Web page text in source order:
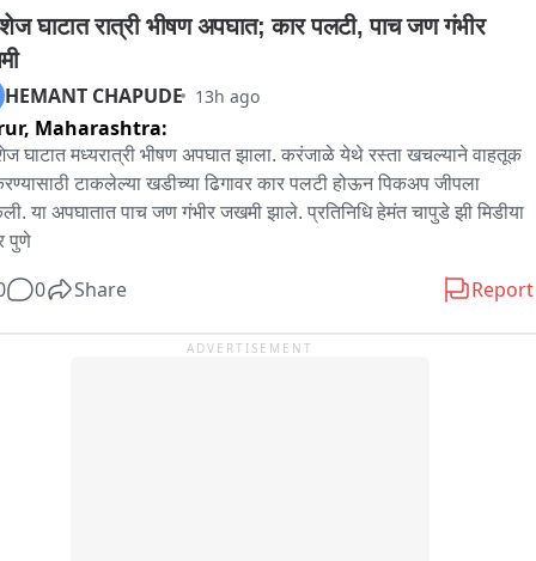
चौकावर सावजी समाजाच्या वतीने तुकाराम मुंढे यांच्या विरोधात निषेध आंदोलन
आले. यावेळी समाजातील तरुण कार्यकर्त्यांनी तुकाराम मुंढे यांच्या विरोधात
घोषणाबाजी करत आमच्या आया बहिणींनी वर्षानुवर्षे मेहनत करून विकसित
मसाला तुकाराम मुंढे यांनी बदनाम केल्याचा आरोप केला. तुकाराम मुंढे
माफी मागावी अन्यथा त्यांच्या विरोधात तीव्र आंदोलन करू असा इशाराही यावेळी
आला. एवढंच नाही तर सावजी समाजाच्या वतीने नागपूरच्या तहसील पोलीस
तुकाराम मुंढे यांच्या विरोधात तक्रारही देण्यात येणार आहे.
घाटात रात्री भीषण अपघात; कार पलटी, पाच जण गंभीर
HEMANT CHAPUDE 13h ago
Maharashtra:
घाटात मध्यरात्री भीषण अपघात झाला. करंजाळे येथे रस्ता खचल्याने वाहतूक
टाकलेल्या खडीच्या ढिगावर कार पलटी होऊन पिकअप जीपला
या अपघातात पाच जण गंभीर जखमी झाले. प्रतिनिधि हेमंत चापुडे झी मिडीया
पुणे
0 Share Report
ADVERTISEMENT